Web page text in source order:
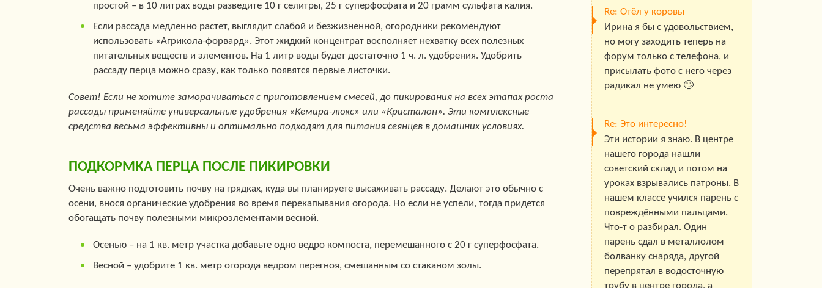
простой – в 10 литрах воды разведите 10 г селитры, 25 г суперфосфата и 20 грамм сульфата калия.
Если рассада медленно растет, выглядит слабой и безжизненной, огородники рекомендуют
использовать «Агрикола-форвард». Этот жидкий концентрат восполняет нехватку всех полезных
питательных веществ и элементов. На 1 литр воды будет достаточно 1 ч. л. удобрения. Удобрить
рассаду перца можно сразу, как только появятся первые листочки.
Совет! Если не хотите заморачиваться с приготовлением смесей, до пикирования на всех этапах роста
рассады применяйте универсальные удобрения «Кемира-люкс» или «Кристалон». Эти комплексные
средства весьма эффективны и оптимально подходят для питания сеянцев в домашних условиях.
ПОДКОРМКА ПЕРЦА ПОСЛЕ ПИКИРОВКИ
Очень важно подготовить почву на грядках, куда вы планируете высаживать рассаду. Делают это обычно с
осени, внося органические удобрения во время перекапывания огорода. Но если не успели, тогда придется
обогащать почву полезными микроэлементами весной.
Осенью – на 1 кв. метр участка добавьте одно ведро компоста, перемешанного с 20 г суперфосфата.
Весной – удобрите 1 кв. метр огорода ведром перегноя, смешанным со стаканом золы.
Re: Отёл у коровы
Ирина я бы с удовольствием,
но могу заходить теперь на
форум только с телефона, и
присылать фото с него через
радикал не умею 🙄
Re: Это интересно!
Эти истории я знаю. В центре
нашего города нашли
советский склад и потом на
уроках взрывались патроны. В
нашем классе учился парень с
повреждёнными пальцами.
Что-т о разбирал. Один
парень сдал в металлолом
болванку снаряда, другой
перепрятал в водосточную
трубу в центре города, а